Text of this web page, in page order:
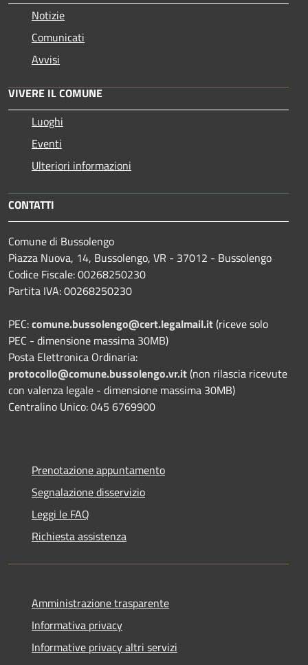
Notizie
Comunicati
Avvisi
VIVERE IL COMUNE
Luoghi
Eventi
Ulteriori informazioni
CONTATTI
Comune di Bussolengo
Piazza Nuova, 14, Bussolengo, VR - 37012 - Bussolengo
Codice Fiscale: 00268250230
Partita IVA: 00268250230
PEC:comune.bussolengo@cert.legalmail.it(riceve solo
PEC - dimensione massima 30MB)
Posta Elettronica Ordinaria:
protocollo@comune.bussolengo.vr.it(non rilascia ricevute
con valenza legale - dimensione massima 30MB)
Centralino Unico: 045 6769900
Prenotazione appuntamento
Segnalazione disservizio
Leggi le FAQ
Richiesta assistenza
Amministrazione trasparente
Informativa privacy
Informative privacy altri servizi